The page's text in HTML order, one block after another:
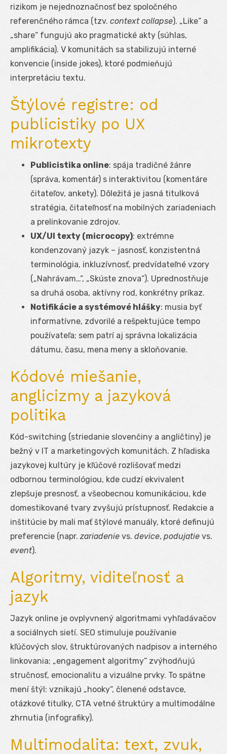
rizikom je nejednoznačnosť bez spoločného
referenčného rámca (tzv. context collapse). „Like“ a
„share“ fungujú ako pragmatické akty (súhlas,
amplifikácia). V komunitách sa stabilizujú interné
konvencie (inside jokes), ktoré podmieňujú
interpretáciu textu.
Štýlové registre: od
publicistiky po UX
mikrotexty
Publicistika online: spája tradičné žánre
(správa, komentár) s interaktivitou (komentáre
čitateľov, ankety). Dôležitá je jasná titulková
stratégia, čitateľnosť na mobilných zariadeniach
a prelinkovanie zdrojov.
UX/UI texty (microcopy): extrémne
kondenzovaný jazyk – jasnosť, konzistentná
terminológia, inkluzívnosť, predvídateľné vzory
(„Nahrávam…“, „Skúste znova“). Uprednostňuje
sa druhá osoba, aktívny rod, konkrétny príkaz.
Notifikácie a systémové hlášky: musia byť
informatívne, zdvorilé a rešpektujúce tempo
používateľa; sem patrí aj správna lokalizácia
dátumu, času, mena meny a skloňovanie.
Kódové miešanie,
anglicizmy a jazyková
politika
Kód-switching (striedanie slovenčiny a angličtiny) je
bežný v IT a marketingových komunitách. Z hľadiska
jazykovej kultúry je kľúčové rozlišovať medzi
odbornou terminológiou, kde cudzí ekvivalent
zlepšuje presnosť, a všeobecnou komunikáciou, kde
domestikované tvary zvyšujú prístupnosť. Redakcie a
inštitúcie by mali mať štýlové manuály, ktoré definujú
preferencie (napr.zariadenie vs. device, podujatie vs.
event).
Algoritmy, viditeľnosť a
jazyk
Jazyk online je ovplyvnený algoritmami vyhľadávačov
a sociálnych sietí. SEO stimuluje používanie
kľúčových slov, štruktúrovaných nadpisov a interného
linkovania; „engagement algoritmy“ zvýhodňujú
stručnosť, emocionalitu a vizuálne prvky. To spätne
mení štýl: vznikajú „hooky“, členené odstavce,
otázkové titulky, CTA vetné štruktúry a multimodálne
zhrnutia (infografiky).
Multimodalita: text, zvuk,